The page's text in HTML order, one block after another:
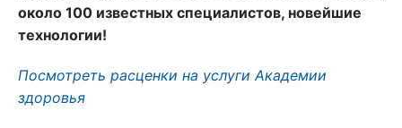
около 100 известных специалистов, новейшие
технологии!
Посмотреть расценки на услуги Академии
здоровья